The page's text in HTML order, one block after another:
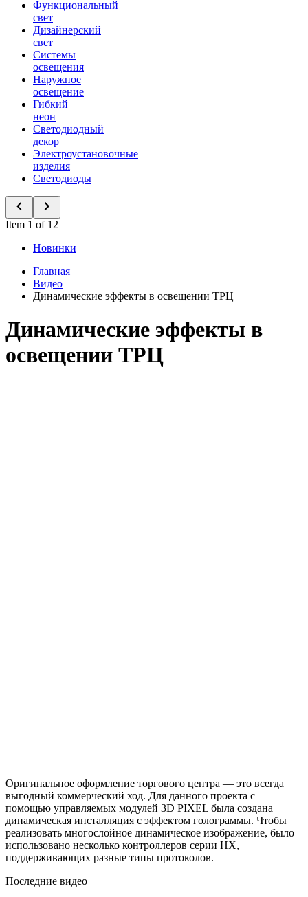
Функциональный
свет
Дизайнерский
свет
Системы
освещения
Наружное
освещение
Гибкий
неон
Светодиодный
декор
Электроустановочные
изделия
Светодиоды
Item 1 of 12
Новинки
Главная
Видео
Динамические эффекты в освещении ТРЦ
Динамические эффекты в
освещении ТРЦ
Оригинальное оформление торгового центра — это всегда
выгодный коммерческий ход. Для данного проекта с
помощью управляемых модулей 3D PIXEL была создана
динамическая инсталляция с эффектом голограммы. Чтобы
реализовать многослойное динамическое изображение, было
использовано несколько контроллеров серии HX,
поддерживающих разные типы протоколов.
Последние видео